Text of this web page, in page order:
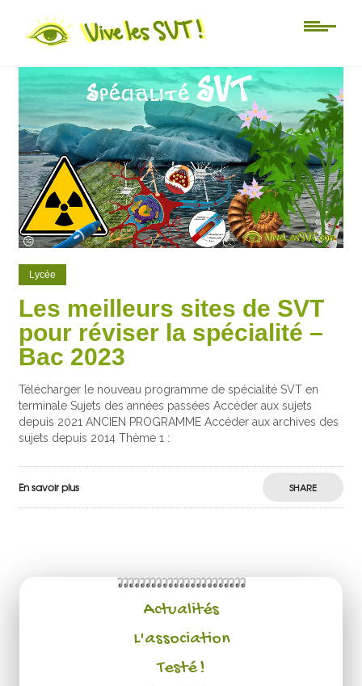
Lycée
Les meilleurs sites de SVT
pour réviser la spécialité –
Bac 2023
Télécharger le nouveau programme de spécialité SVT en
terminale Sujets des années passées Accéder aux sujets
depuis 2021 ANCIEN PROGRAMME Accéder aux archives des
sujets depuis 2014 Thème 1 :
En savoir plus SHARE
Actualités
L'association
Testé !